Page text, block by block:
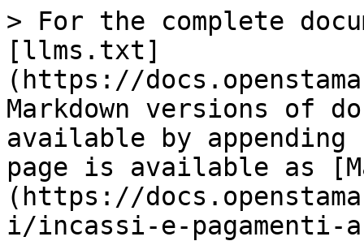
> For the complete
[llms.txt]
(https://
Markdown versions of
available by
page is available as
(https://
i/incassi-e-